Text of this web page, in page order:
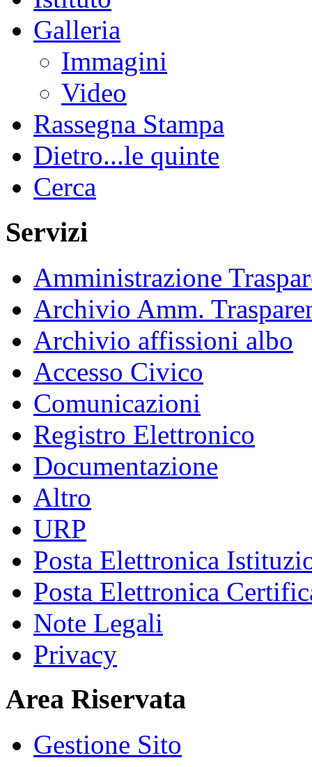
Galleria
Immagini
Video
Rassegna Stampa
Dietro...le quinte
Cerca
Servizi
Amministrazione
Archivio Amm.
Archivio affissioni albo
Accesso Civico
Comunicazioni
Registro Elettronico
Documentazione
Altro
URP
Posta Elettronica
Posta Elettronica
Note Legali
Privacy
Area Riservata
Gestione Sito